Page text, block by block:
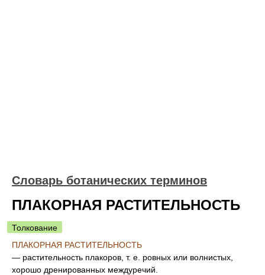
Словарь ботанических терминов
ПЛАКОРНАЯ РАСТИТЕЛЬНОСТЬ
Толкование
ПЛАКОРНАЯ РАСТИТЕЛЬНОСТЬ
— растительность плакоров, т. е. ровных или волнистых,
хорошо дренированных междуречий.